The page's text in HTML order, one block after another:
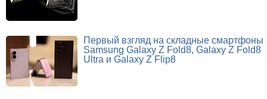
Первый взгляд на складные смартфоны
Samsung Galaxy Z Fold8, Galaxy Z Fold8
Ultra и Galaxy Z Flip8